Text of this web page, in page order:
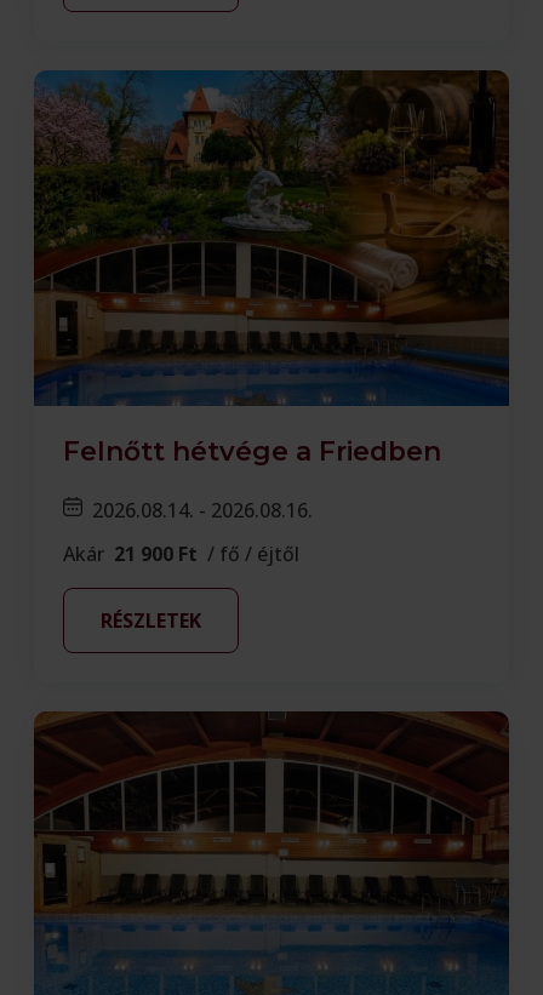
Felnőtt hétvége a Friedben
2026.08.14. - 2026.08.16.
Akár 21 900 Ft / fő / éjtől
RÉSZLETEK